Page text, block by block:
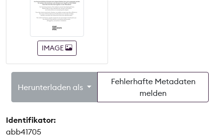
IMAGE
Herunterladen als
Fehlerhafte Metadaten
melden
Identifikator:
abb41705